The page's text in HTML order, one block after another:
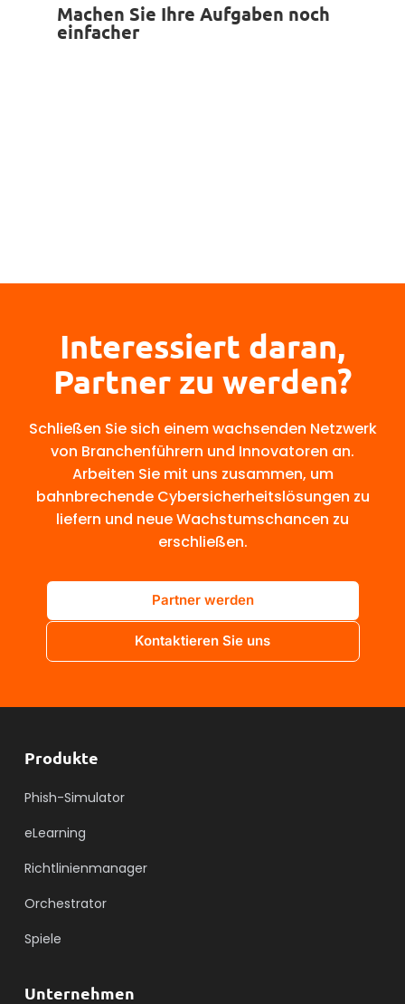
Machen Sie Ihre Aufgaben noch
einfacher
Interessiert daran,
Partner zu werden?
Schließen Sie sich einem wachsenden Netzwerk
von Branchenführern und Innovatoren an.
Arbeiten Sie mit uns zusammen, um
bahnbrechende Cybersicherheitslösungen zu
liefern und neue Wachstumschancen zu
erschließen.
Partner werden
Kontaktieren Sie uns
Produkte
Phish-Simulator
eLearning
Richtlinienmanager
Orchestrator
Spiele
Unternehmen